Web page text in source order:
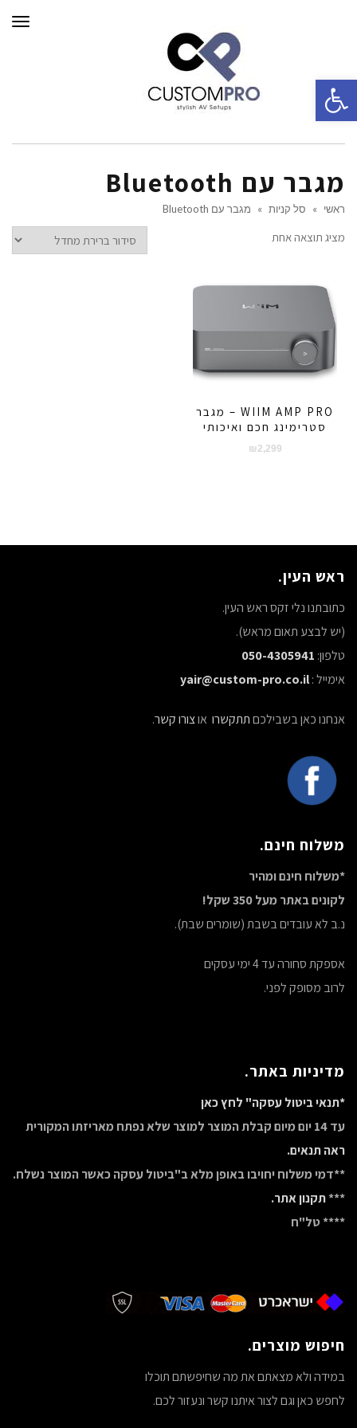
מגבר עם Bluetooth
ראשי » סל קניות » מגבר עם Bluetooth
מציג תוצאה אחת
WIIM AMP PRO – מגבר
סטרימינג חכם ואיכותי
₪ 2,299
ראש העין.
כתובתנו נלי זקס ראש העין.
(יש לבצע תאום מראש).
טלפון: 050-4305941
אימייל :yair@custom-pro.co.il
אנחנו כאן בשבילכםתתקשרו אוצורו קשר.
משלוח חינם.
*משלוח חינם ומהיר
לקונים באתר מעל 350 שקל!
נ.ב לא עובדים בשבת (שומרים שבת).
אספקת סחורה עד 4 ימי עסקים
לרוב מסופק לפני.
מדיניות באתר.
*תנאי ביטול עסקה" לחץ כאן
עד 14 יום מיום קבלת המוצר למוצר שלא נפתח מאריזתו המקורית
ראה תנאים.
**דמי משלוח יחויבו באופן מלא ב"ביטול עסקה כאשר המוצר נשלח.
***תקנון אתר.
**** טל"ח
חיפוש מוצרים.
במידה ולא מצאתם את מה שחיפשתם תוכלו
לחפש כאן וגם לצור איתנו קשר ונעזור לכם.
פתח סרגל נגישות